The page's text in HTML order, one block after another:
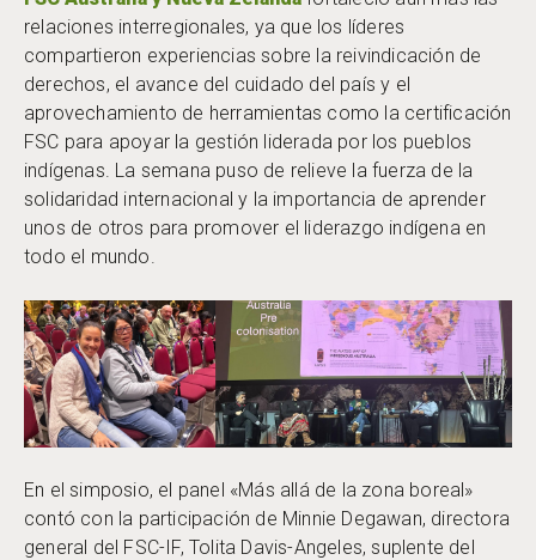
relaciones interregionales, ya que los líderes
compartieron experiencias sobre la reivindicación de
derechos, el avance del cuidado del país y el
aprovechamiento de herramientas como la certificación
FSC para apoyar la gestión liderada por los pueblos
indígenas. La semana puso de relieve la fuerza de la
solidaridad internacional y la importancia de aprender
unos de otros para promover el liderazgo indígena en
todo el mundo.
En el simposio, el panel «Más allá de la zona boreal»
contó con la participación de Minnie Degawan, directora
general del FSC-IF, Tolita Davis-Angeles, suplente del